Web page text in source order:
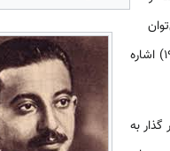
به علی الهامش، عود علی بدء، من النافذة، ابراهیم الثانی و مجموعه داستان‌های کوتاه فی الطریق (1936) اشاره
گذار به